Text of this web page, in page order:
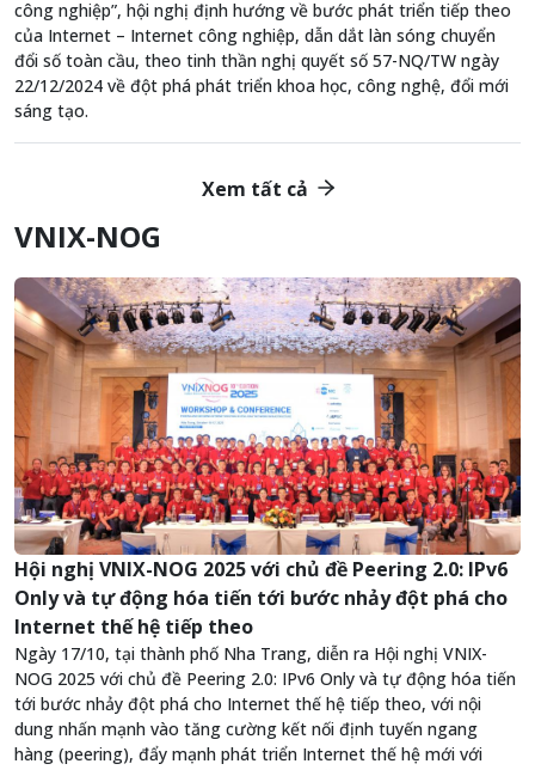
công nghiệp”, hội nghị định hướng về bước phát triển tiếp theo
của Internet – Internet công nghiệp, dẫn dắt làn sóng chuyển
đổi số toàn cầu, theo tinh thần nghị quyết số 57-NQ/TW ngày
22/12/2024 về đột phá phát triển khoa học, công nghệ, đổi mới
sáng tạo.
Xem tất cả
VNIX-NOG
Hội nghị VNIX-NOG 2025 với chủ đề Peering 2.0: IPv6
Only và tự động hóa tiến tới bước nhảy đột phá cho
Internet thế hệ tiếp theo
Ngày 17/10, tại thành phố Nha Trang, diễn ra Hội nghị VNIX-
NOG 2025 với chủ đề Peering 2.0: IPv6 Only và tự động hóa tiến
tới bước nhảy đột phá cho Internet thế hệ tiếp theo, với nội
dung nhấn mạnh vào tăng cường kết nối định tuyến ngang
hàng (peering), đẩy mạnh phát triển Internet thế hệ mới với